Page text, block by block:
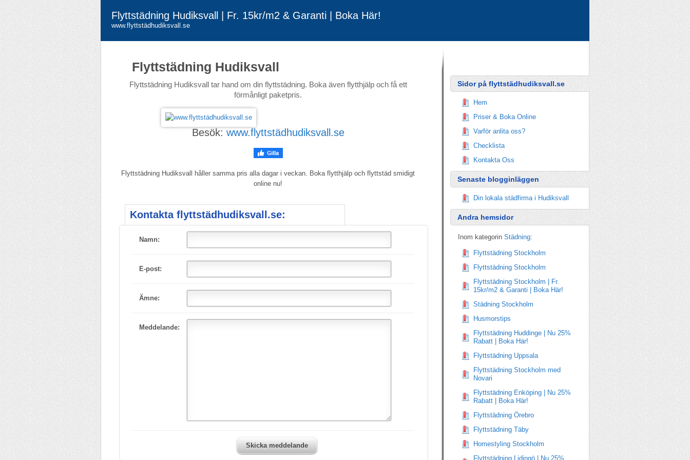
Flyttstädning Hudiksvall | Fr. 15kr/m2 & Garanti | Boka Här!
www.flyttstädhudiksvall.se
Flyttstädning Hudiksvall
Flyttstädning Hudiksvall tar hand om din flyttstädning. Boka även flytthjälp och få ett
förmånligt paketpris.
Besök: www.flyttstädhudiksvall.se
Flyttstädning Hudiksvall håller samma pris alla dagar i veckan. Boka flytthjälp och flyttstäd smidigt
online nu!
Kontakta flyttstädhudiksvall.se:
Namn:
E-post:
Ämne:
Meddelande:
Skicka meddelande
Sidor på flyttstädhudiksvall.se
Hem
Priser & Boka Online
Varför anlita oss?
Checklista
Kontakta Oss
Senaste blogginläggen
Din lokala städfirma i Hudiksvall
Andra hemsidor
Inom kategorin Städning:
Flyttstädning Stockholm
Flyttstädning Stockholm
Flyttstädning Stockholm | Fr.
15kr/m2 & Garanti | Boka Här!
Städning Stockholm
Husmorstips
Flyttstädning Huddinge | Nu 25%
Rabatt | Boka Här!
Flyttstädning Uppsala
Flyttstädning Stockholm med
Novari
Flyttstädning Enköping | Nu 25%
Rabatt | Boka Här!
Flyttstädning Örebro
Flyttstädning Täby
Homestyling Stockholm
Flyttstädning Lidingö | Nu 25%